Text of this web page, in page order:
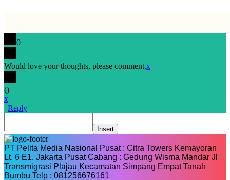
0
Would love your thoughts, please comment.x
()
x
| Reply
Insert
PT Pelita Media Nasional Pusat : Citra Towers Kemayoran
Lt. 6 E1, Jakarta Pusat Cabang : Gedung Wisma Mandar Jl
Transmigrasi Plajau Kecamatan Simpang Empat Tanah
Bumbu Telp : 081256676161